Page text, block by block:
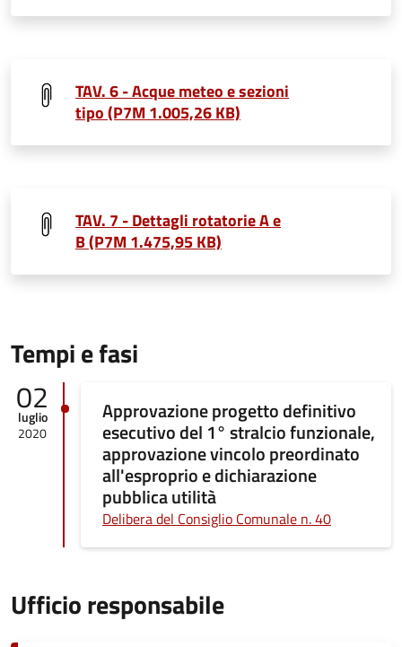
TAV. 6 - Acque meteo e sezioni
tipo (P7M 1.005,26 KB)
TAV. 7 - Dettagli rotatorie A e
B (P7M 1.475,95 KB)
Tempi e fasi
02
luglio
2020
Approvazione progetto definitivo
esecutivo del 1° stralcio funzionale,
approvazione vincolo preordinato
all'esproprio e dichiarazione
pubblica utilità
Delibera del Consiglio Comunale n. 40
Ufficio responsabile